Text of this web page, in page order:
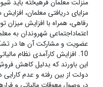
منزلت معلمان فرهیخته باید
مزایای دریافتی معلمان،
رفاهی، همراه با افزایش میزان
اعتماداجتماعی شهروندان به
عضویت و مشارکت آن ها در
10. افزایش کارآمدی نظام
این باورند که بدلیل کاهش
دولت از بین رفته و عدم کارایی